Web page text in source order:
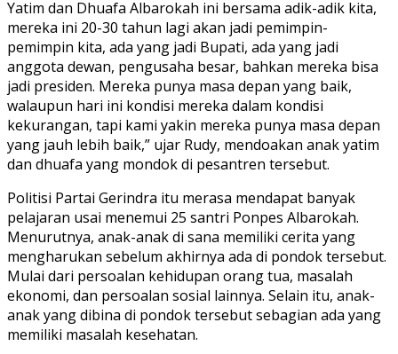
Yatim dan Dhuafa Albarokah ini bersama adik-adik kita,
mereka ini 20-30 tahun lagi akan jadi pemimpin-
pemimpin kita, ada yang jadi Bupati, ada yang jadi
anggota dewan, pengusaha besar, bahkan mereka bisa
jadi presiden. Mereka punya masa depan yang baik,
walaupun hari ini kondisi mereka dalam kondisi
kekurangan, tapi kami yakin mereka punya masa depan
yang jauh lebih baik,” ujar Rudy, mendoakan anak yatim
dan dhuafa yang mondok di pesantren tersebut.
Politisi Partai Gerindra itu merasa mendapat banyak
pelajaran usai menemui 25 santri Ponpes Albarokah.
Menurutnya, anak-anak di sana memiliki cerita yang
mengharukan sebelum akhirnya ada di pondok tersebut.
Mulai dari persoalan kehidupan orang tua, masalah
ekonomi, dan persoalan sosial lainnya. Selain itu, anak-
anak yang dibina di pondok tersebut sebagian ada yang
memiliki masalah kesehatan.